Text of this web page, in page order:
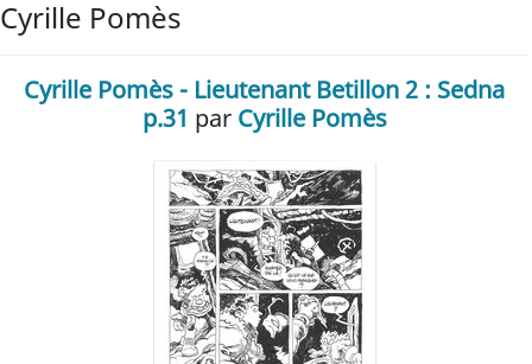
Cyrille Pomès
Cyrille Pomès - Lieutenant Betillon 2 : Sedna
p.31 par Cyrille Pomès